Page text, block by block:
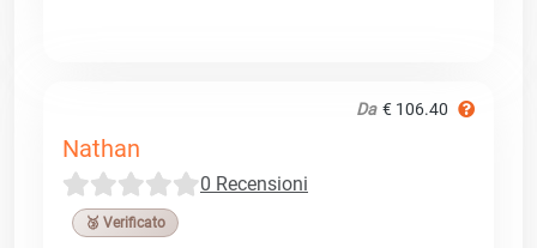
Da € 106.40
Nathan
0 Recensioni
🥉 Verificato